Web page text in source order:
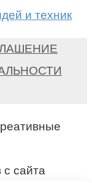
и техник
сайта